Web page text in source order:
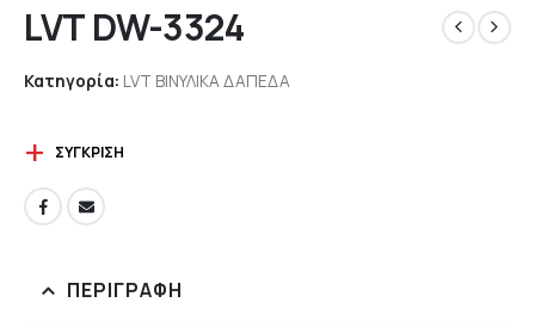
LVT DW-3324
Κατηγορία: LVT ΒΙΝΥΛΙΚΑ ΔΑΠΕΔΑ
ΣΎΓΚΡΙΣΗ
ΠΕΡΙΓΡΑΦΉ